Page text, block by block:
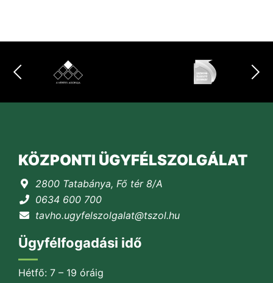
KÖZPONTI ÜGYFÉLSZOLGÁLAT
2800 Tatabánya, Fő tér 8/A
0634 600 700
tavho.ugyfelszolgalat@tszol.hu
Ügyfélfogadási idő
Hétfő: 7 – 19 óráig